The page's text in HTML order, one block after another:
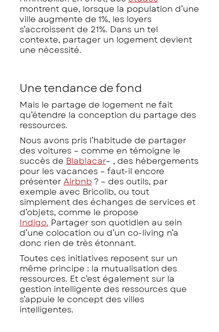
montrent que, lorsque la population d’une
ville augmente de 1%, les loyers
s’accroissent de 21%. Dans un tel
contexte, partager un logement devient
une nécessité.
Une tendance de fond
Mais le partage de logement ne fait
qu’étendre la conception du partage des
ressources.
Nous avons pris l’habitude de partager
des voitures – comme en témoigne le
succès de Blablacar– , des hébergements
pour les vacances – faut-il encore
présenter Airbnb ? – des outils, par
exemple avec Bricolib, ou tout
simplement des échanges de services et
d’objets, comme le propose
Indigo. Partager son quotidien au sein
d’une colocation ou d’un co-living n’a
donc rien de très étonnant.
Toutes ces initiatives reposent sur un
même principe : la mutualisation des
ressources. Et c’est également sur la
gestion intelligente des ressources que
s’appuie le concept des villes
intelligentes.